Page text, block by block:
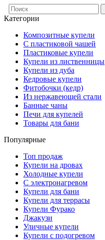
Категории
Композитные купели
С пластиковой чашей
Пластиковые купели
Купели из лиственницы
Купели из дуба
Кедровые купели
Фитобочки (кедр)
Из нержавеющей стали
Банные чаны
Печи для купелей
Товары для бани
Популярные
Топ продаж
Купели на дровах
Холодные купели
С электронагревом
Купели для бани
Купели для террасы
Купели Фурако
Джакузи
Уличные купели
Купели с подогревом